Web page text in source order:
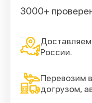
3000+
России.
Перевозим
догрузом,